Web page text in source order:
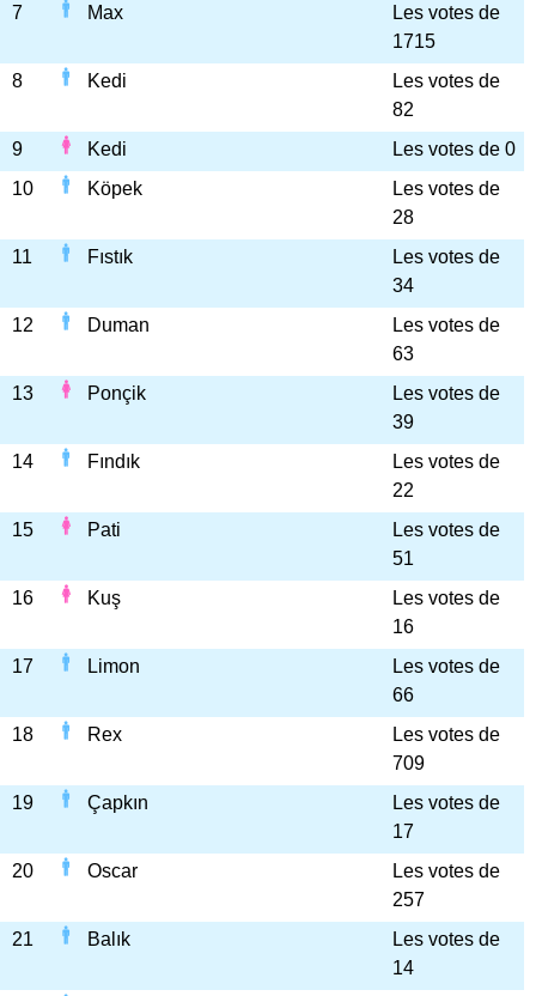
7
Max
Les votes de
1715
8
Kedi
Les votes de
82
9
Kedi
Les votes de 0
10
Köpek
Les votes de
28
11
Fıstık
Les votes de
34
12
Duman
Les votes de
63
13
Ponçik
Les votes de
39
14
Fındık
Les votes de
22
15
Pati
Les votes de
51
16
Kuş
Les votes de
16
17
Limon
Les votes de
66
18
Rex
Les votes de
709
19
Çapkın
Les votes de
17
20
Oscar
Les votes de
257
21
Balık
Les votes de
14